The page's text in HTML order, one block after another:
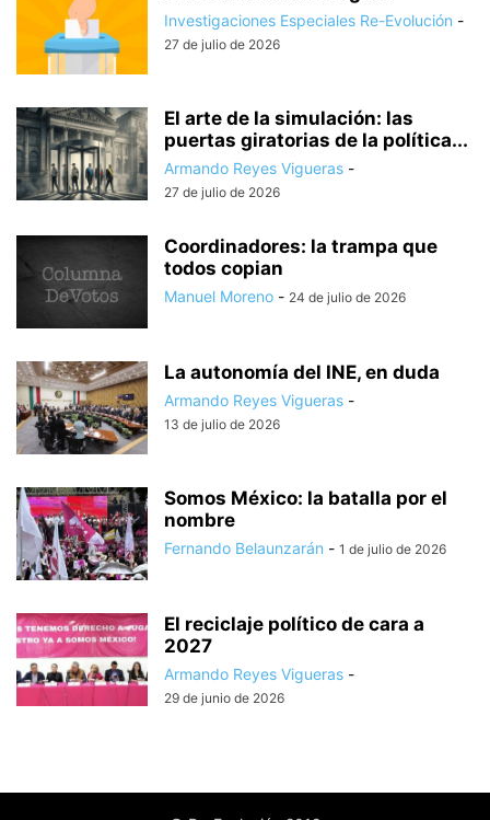
Investigaciones Especiales Re-Evolución -
27 de julio de 2026
El arte de la simulación: las
puertas giratorias de la política...
Armando Reyes Vigueras -
27 de julio de 2026
Coordinadores: la trampa que
todos copian
Manuel Moreno - 24 de julio de 2026
La autonomía del INE, en duda
Armando Reyes Vigueras -
13 de julio de 2026
Somos México: la batalla por el
nombre
Fernando Belaunzarán - 1 de julio de 2026
El reciclaje político de cara a
2027
Armando Reyes Vigueras -
29 de junio de 2026